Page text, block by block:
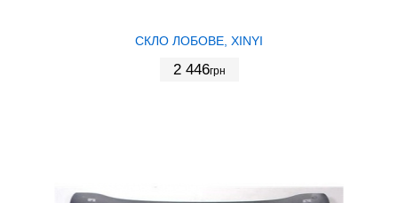
СКЛО ЛОБОВЕ, XINYI
2 446грн